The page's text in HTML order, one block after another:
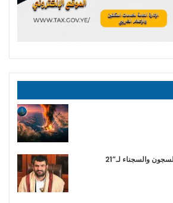
رئيس لجنة معالجة قضايا السجون والسجناء لـ”21